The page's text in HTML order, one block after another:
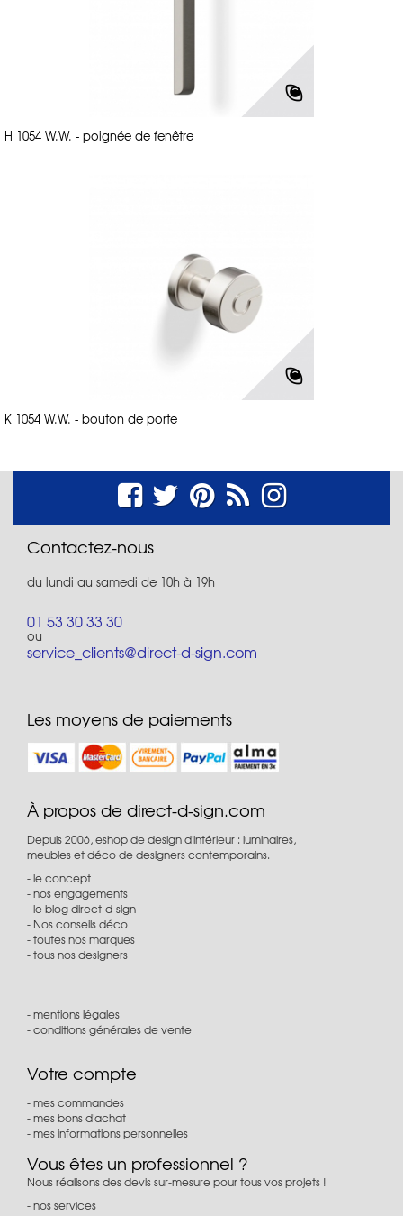
H 1054 W.W. - poignée de fenêtre
K 1054 W.W. - bouton de porte
Contactez-nous
du lundi au samedi de 10h à 19h
01 53 30 33 30
ou
service_clients@direct-d-sign.com
Les moyens de paiements
À propos de direct-d-sign.com
Depuis 2006, eshop de design d'intérieur : luminaires,
meubles et déco de designers contemporains.
le concept
nos engagements
le blog direct-d-sign
Nos conseils déco
toutes nos marques
tous nos designers
mentions légales
conditions générales de vente
Votre compte
mes commandes
mes bons d'achat
mes informations personnelles
Vous êtes un professionnel ?
Nous réalisons des devis sur-mesure pour tous vos projets !
nos services